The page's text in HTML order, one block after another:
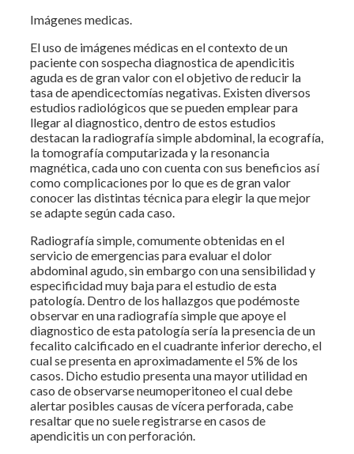
Imágenes medicas.
El uso de imágenes médicas en el contexto de un
paciente con sospecha diagnostica de apendicitis
aguda es de gran valor con el objetivo de reducir la
tasa de apendicectomías negativas. Existen diversos
estudios radiológicos que se pueden emplear para
llegar al diagnostico, dentro de estos estudios
destacan la radiografía simple abdominal, la ecografía,
la tomografía computarizada y la resonancia
magnética, cada uno con cuenta con sus beneficios así
como complicaciones por lo que es de gran valor
conocer las distintas técnica para elegir la que mejor
se adapte según cada caso.
Radiografía simple, comumente obtenidas en el
servicio de emergencias para evaluar el dolor
abdominal agudo, sin embargo con una sensibilidad y
especificidad muy baja para el estudio de esta
patología. Dentro de los hallazgos que podémoste
observar en una radiografía simple que apoye el
diagnostico de esta patología sería la presencia de un
fecalito calcificado en el cuadrante inferior derecho, el
cual se presenta en aproximadamente el 5% de los
casos. Dicho estudio presenta una mayor utilidad en
caso de observarse neumoperitoneo el cual debe
alertar posibles causas de vícera perforada, cabe
resaltar que no suele registrarse en casos de
apendicitis un con perforación.